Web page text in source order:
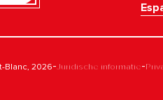
Blanc, 2026-Juridische informatie-